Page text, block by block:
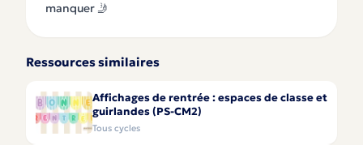
manquer 🤳
Ressources similaires
Affichages de rentrée : espaces de classe et
guirlandes (PS-CM2)
Tous cycles